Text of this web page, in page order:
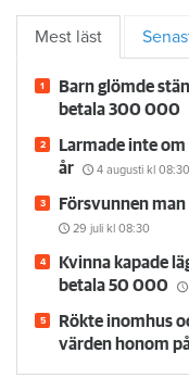
Mest läst
Barn glömde
betala 300 000
Larmade inte
år
4 augusti kl 08:30
Försvunnen
29 juli kl 08:30
Kvinna kapade
betala 50 000
Rökte inomhus
värden honom